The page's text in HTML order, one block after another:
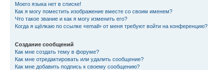
Моего языка нет в списке!
Как я могу поместить изображение вместе со своим именем?
Что такое звание и как я могу изменить его?
Когда я щёлкаю по ссылке «email» от меня требуют войти на конференцию?
Создание сообщений
Как мне создать тему в форуме?
Как мне отредактировать или удалить сообщение?
Как мне добавить подпись к своему сообщению?